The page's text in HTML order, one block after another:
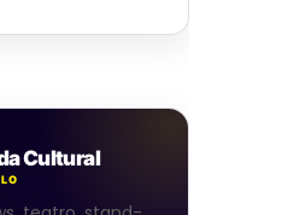
Cultural